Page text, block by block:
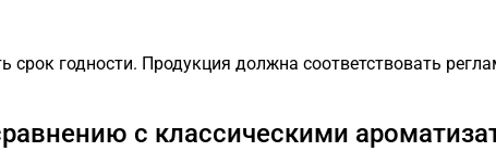
годности. Продукция должна соответствовать
с классическими